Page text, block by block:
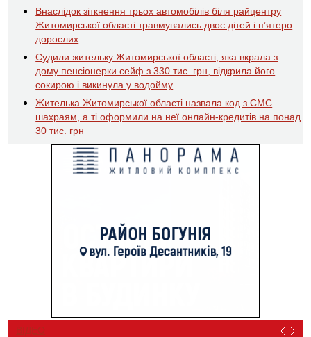
Внаслідок зіткнення трьох автомобілів біля райцентру
Житомирської області травмувались двоє дітей і пʼятеро
дорослих
Судили жительку Житомирської області, яка вкрала з
дому пенсіонерки сейф з 330 тис. грн, відкрила його
сокирою і викинула у водойму
Жителька Житомирської області назвала код з СМС
шахраям, а ті оформили на неї онлайн-кредитів на понад
30 тис. грн
ВІДЕО